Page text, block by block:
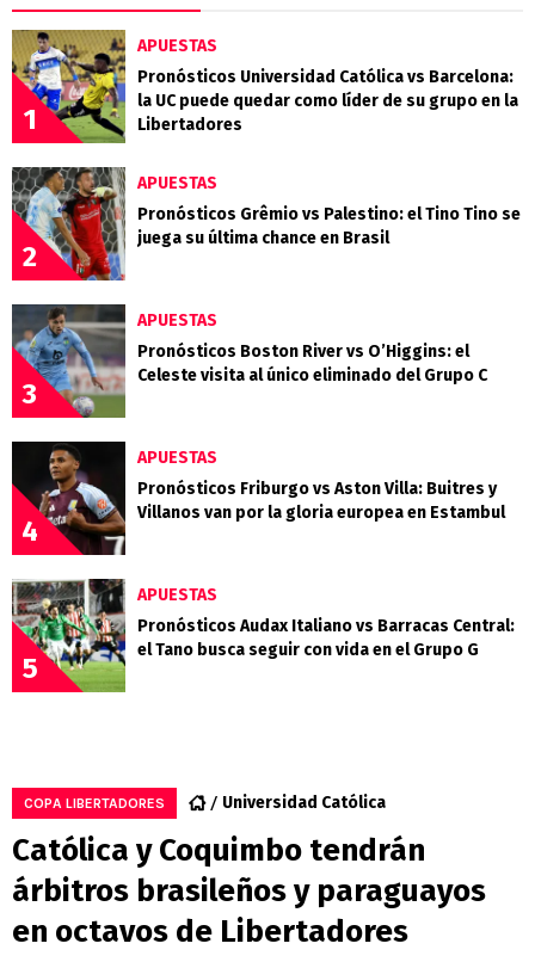
1
APUESTAS
Pronósticos Universidad Católica vs Barcelona:
la UC puede quedar como líder de su grupo en la
Libertadores
2
APUESTAS
Pronósticos Grêmio vs Palestino: el Tino Tino se
juega su última chance en Brasil
3
APUESTAS
Pronósticos Boston River vs O’Higgins: el
Celeste visita al único eliminado del Grupo C
4
APUESTAS
Pronósticos Friburgo vs Aston Villa: Buitres y
Villanos van por la gloria europea en Estambul
5
APUESTAS
Pronósticos Audax Italiano vs Barracas Central:
el Tano busca seguir con vida en el Grupo G
COPA LIBERTADORES Universidad Católica
Católica y Coquimbo tendrán
árbitros brasileños y paraguayos
en octavos de Libertadores